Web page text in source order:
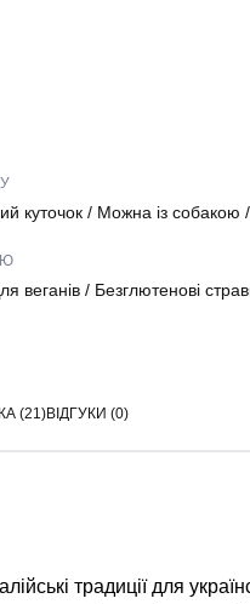
куточок / Можна із собакою /
веганів / Безглютенові
(21)ВІДГУКИ (0)
традиції для